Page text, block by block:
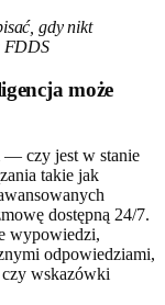
gdy nikt
FDDS
może
— czy jest w stanie
takie jak
dostępną 24/7.
wypowiedzi,
odpowiedziami,
czy wskazówki